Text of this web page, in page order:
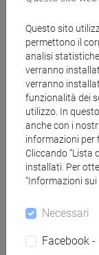
RAGAGNIN
Materiali
Materiali su
Corsi di
E
Questo sito
permettono il
analisi
verranno
verranno
funzionalità dei
utilizzo. In
anche con i
informazioni per
Cliccando “Lista
installati. Per
“Informazioni sui
Necessari
Facebook -